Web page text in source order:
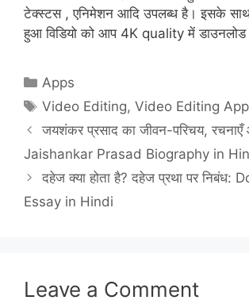
टेक्स्टस , एनिमेशन आदि उपलब्ध है। इसके साथ
हुआ विडियो को आप 4K quality में
Categories
Apps
Tags
Video Editing,Video Editing
जयशंकर प्रसाद का जीवन-परिचय, रचनाएँ
Jaishankar Prasad Biography in
दहेज क्या होता है? दहेज प्रथा पर निबंध:
Essay in Hindi
Leave a Comment